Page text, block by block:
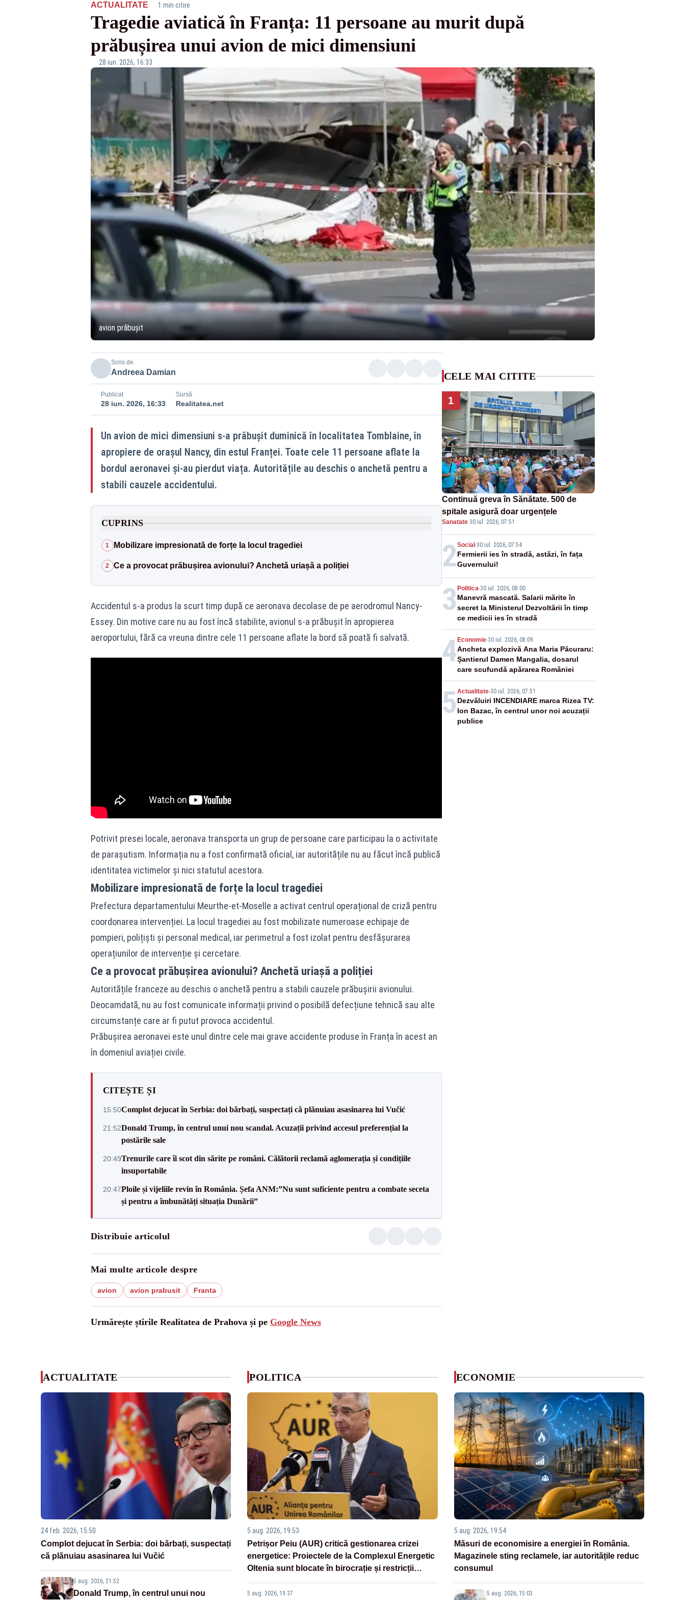
ACTUALITATE· 1 min citire
Tragedie aviatică în Franța: 11 persoane au murit după
prăbușirea unui avion de mici dimensiuni
28 iun. 2026, 16:33
avion prăbușit
Scris de
Andreea Damian
Publicat
28 iun. 2026, 16:33
Sursă
Realitatea.net
Un avion de mici dimensiuni s-a prăbușit duminică în localitatea Tomblaine, în
apropiere de orașul Nancy, din estul Franței. Toate cele 11 persoane aflate la
bordul aeronavei și-au pierdut viața. Autoritățile au deschis o anchetă pentru a
stabili cauzele accidentului.
CUPRINS
1 Mobilizare impresionată de forțe la locul tragediei
2 Ce a provocat prăbușirea avionului? Anchetă uriașă a poliției
Accidentul s-a produs la scurt timp după ce aeronava decolase de pe aerodromul Nancy-
Essey. Din motive care nu au fost încă stabilite, avionul s-a prăbușit în apropierea
aeroportului, fără ca vreuna dintre cele 11 persoane aflate la bord să poată fi salvată.
Potrivit presei locale, aeronava transporta un grup de persoane care participau la o activitate
de parașutism. Informația nu a fost confirmată oficial, iar autoritățile nu au făcut încă publică
identitatea victimelor și nici statutul acestora.
Mobilizare impresionată de forțe la locul tragediei
Prefectura departamentului Meurthe-et-Moselle a activat centrul operațional de criză pentru
coordonarea intervenției. La locul tragediei au fost mobilizate numeroase echipaje de
pompieri, polițiști și personal medical, iar perimetrul a fost izolat pentru desfășurarea
operațiunilor de intervenție și cercetare.
Ce a provocat prăbușirea avionului? Anchetă uriașă a poliției
Autoritățile franceze au deschis o anchetă pentru a stabili cauzele prăbușirii avionului.
Deocamdată, nu au fost comunicate informații privind o posibilă defecțiune tehnică sau alte
circumstanțe care ar fi putut provoca accidentul.
Prăbușirea aeronavei este unul dintre cele mai grave accidente produse în Franța în acest an
în domeniul aviației civile.
CITEȘTE ȘI
15:50Complot dejucat în Serbia: doi bărbați, suspectați că plănuiau asasinarea lui Vučić
21:52Donald Trump, în centrul unui nou scandal. Acuzații privind accesul preferențial la
postările sale
20:49Trenurile care îi scot din sărite pe români. Călătorii reclamă aglomerația și condițiile
insuportabile
20:47Ploile și vijeliile revin în România. Șefa ANM:”Nu sunt suficiente pentru a combate seceta
și pentru a îmbunătăți situația Dunării”
Distribuie articolul
Mai multe articole despre
avion avion prabusit Franta
Urmărește știrile Realitatea de Prahova și pe Google News
CELE MAI CITITE
1
Continuă greva în Sănătate. 500 de
spitale asigură doar urgențele
Sanatate·30 iul. 2026, 07:51
2Social -30 iul. 2026, 07:54
Fermierii ies în stradă, astăzi, în fața
Guvernului!
3 Politica-30 iul. 2026, 08:00
Manevră mascată. Salarii mărite în
secret la Ministerul Dezvoltării în timp
ce medicii ies în stradă
4 Economie-30 iul. 2026, 08:09
Ancheta explozivă Ana Maria Păcuraru:
Șantierul Damen Mangalia, dosarul
care scufundă apărarea României
5 Actualitate-30 iul. 2026, 07:51
Dezvăluiri INCENDIARE marca Rizea TV:
Ion Bazac, în centrul unor noi acuzații
publice
ACTUALITATE
24 feb. 2026, 15:50
Complot dejucat în Serbia: doi bărbați, suspectați
că plănuiau asasinarea lui Vučić
5 aug. 2026, 21:52
Donald Trump, în centrul unui nou
POLITICA
5 aug. 2026, 19:53
Petrișor Peiu (AUR) critică gestionarea crizei
energetice: Proiectele de la Complexul Energetic
Oltenia sunt blocate în birocrație și restricții
legislative
5 aug. 2026, 19:37
ECONOMIE
5 aug. 2026, 19:54
Măsuri de economisire a energiei în România.
Magazinele sting reclamele, iar autoritățile reduc
consumul
5 aug. 2026, 15:03